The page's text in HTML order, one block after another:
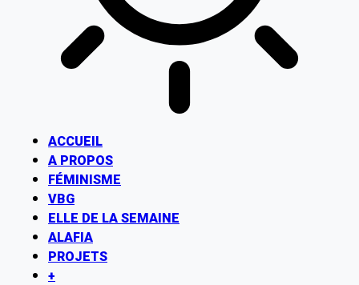
ACCUEIL
A PROPOS
FÉMINISME
VBG
ELLE DE LA SEMAINE
ALAFIA
PROJETS
+